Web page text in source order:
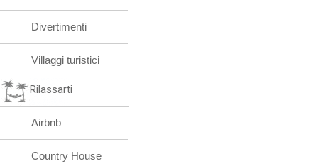
Divertimenti
Villaggi turistici
Rilassarti
Airbnb
Country House